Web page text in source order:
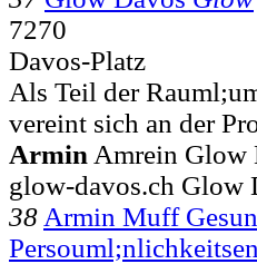
7270
Davos-Platz
Als Teil der
vereint sich an der
Armin Amrein Glow
glow-davos.ch Glow
38 Armin Muff